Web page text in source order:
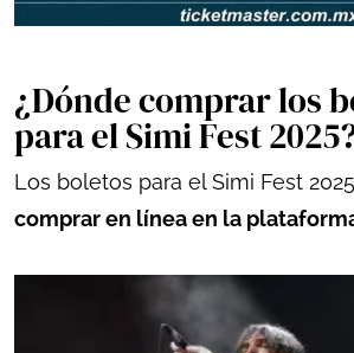
¿Dónde comprar los
para el Simi Fest
Los boletos para el Simi Fest
comprar en línea en la